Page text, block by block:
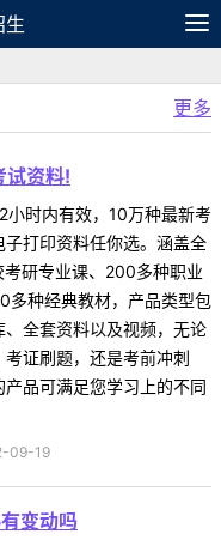
生
更多
试资料!
小时内有效，10万种最新考
子打印资料任你选。涵盖全
研专业课、200多种职业
多种经典教材，产品类型包
、全套资料以及视频，无论
证刷题，还是考前冲刺
品可满足您学习上的不同
09-19
变动吗